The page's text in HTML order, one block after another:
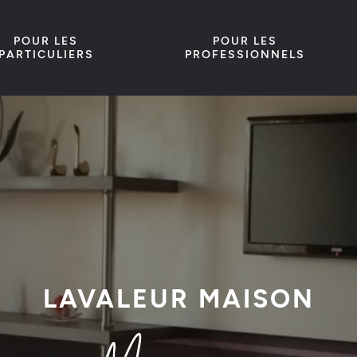
POUR LES
PARTICULIERS
POUR LES
PROFESSIONNELS
LAVALEUR MAISON